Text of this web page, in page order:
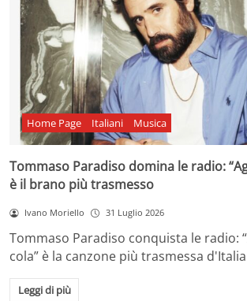
Home Page Italiani Musica
Tommaso Paradiso domina le radio:
è il brano più trasmesso
Ivano Moriello 31 Luglio 2026
Tommaso Paradiso conquista le radio:
cola” è la canzone più trasmessa
Leggi di più